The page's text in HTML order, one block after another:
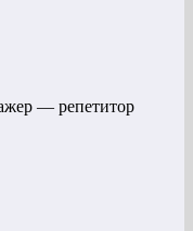
— репетитор